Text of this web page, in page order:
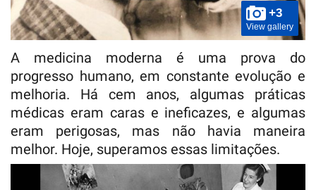
+3
View gallery
A medicina moderna é uma prova do
progresso humano, em constante evolução e
melhoria. Há cem anos, algumas práticas
médicas eram caras e ineficazes, e algumas
eram perigosas, mas não havia maneira
melhor. Hoje, superamos essas limitações.